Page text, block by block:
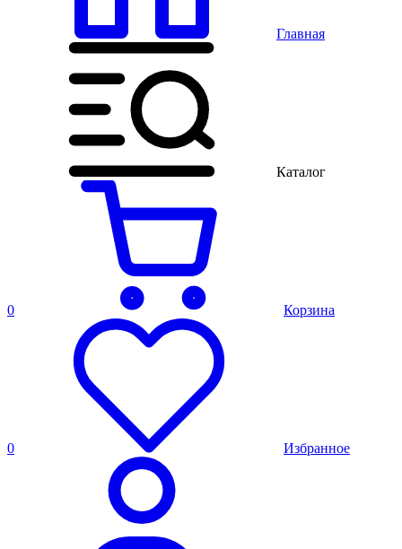
Главная
Каталог
0 Корзина
0 Избранное